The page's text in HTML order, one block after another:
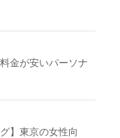
金が安いパーソナ
】東京の女性向